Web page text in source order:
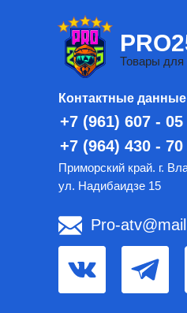
Избранное Контакты
Товары для
Контактные данные
Приморский край. г.
ул. Надибаидзе 15
+7 (961) 607 - 05
+7 (964) 430 - 70
Pro-